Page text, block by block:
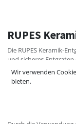
RUPES
Die RUPES Keramik-
und sicheres
Staubeinschlüsse von
aus Keramikmaterial,
Lackfehler schnell
Wir verwenden
bieten.